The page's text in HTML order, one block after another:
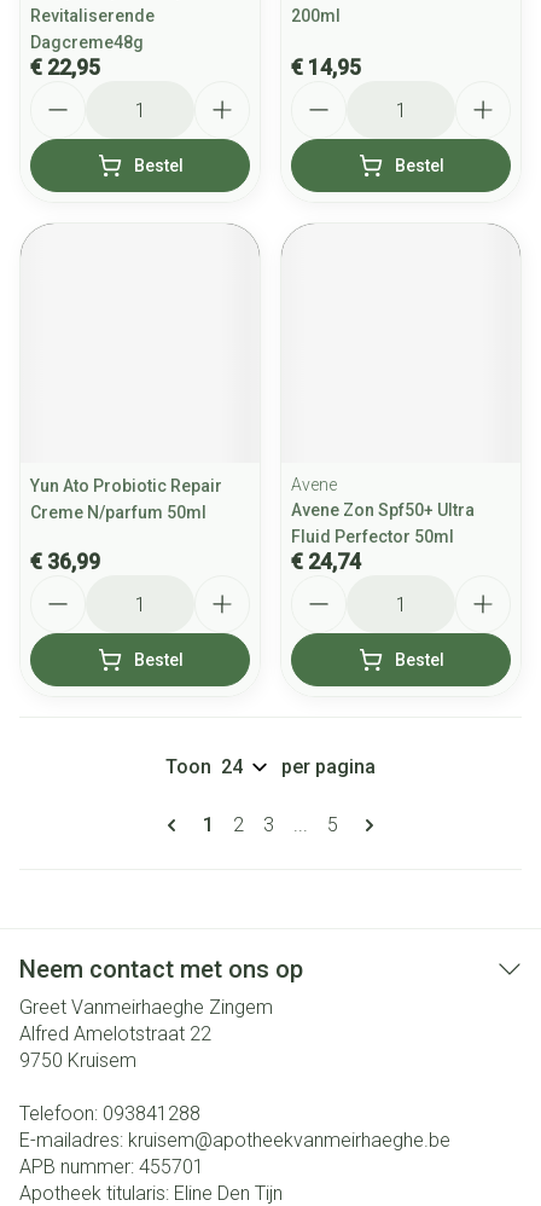
Revitaliserende
Dagcreme48g
€ 22,95
Bestel
200ml
€ 14,95
Bestel
Yun Ato Probiotic Repair
Creme N/parfum 50ml
€ 36,99
Bestel
Avene
Avene Zon Spf50+ Ultra
Fluid Perfector 50ml
€ 24,74
Bestel
Pagina's
U lees momenteel pagina
1 Pagina
2 Pagina
3 ... Pagina
5
Toon per pagina
Neem contact met ons op
Greet Vanmeirhaeghe Zingem
Alfred Amelotstraat 22
9750 Kruisem
Telefoon: 093841288
E-mailadres: kruisem@apotheekvanmeirhaeghe.be
APB nummer: 455701
Apotheek titularis: Eline Den Tijn